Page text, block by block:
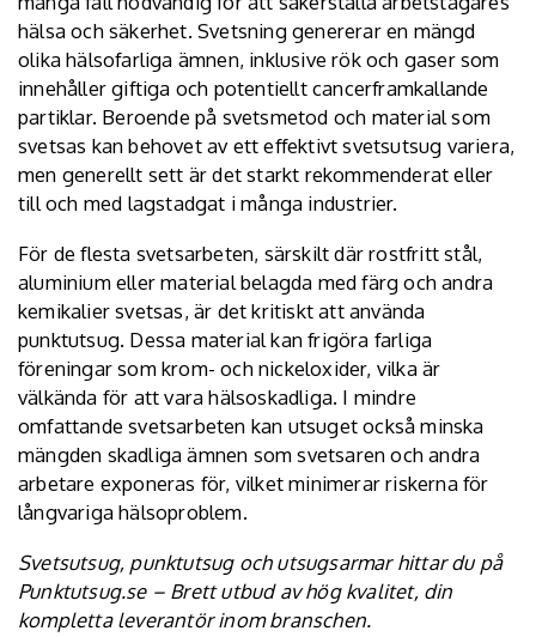
hälsa och säkerhet. Svetsning genererar en mängd
olika hälsofarliga ämnen, inklusive rök och gaser som
innehåller giftiga och potentiellt cancerframkallande
partiklar. Beroende på svetsmetod och material som
svetsas kan behovet av ett effektivt svetsutsug variera,
men generellt sett är det starkt rekommenderat eller
till och med lagstadgat i många industrier.
För de flesta svetsarbeten, särskilt där rostfritt stål,
aluminium eller material belagda med färg och andra
kemikalier svetsas, är det kritiskt att använda
punktutsug. Dessa material kan frigöra farliga
föreningar som krom- och nickeloxider, vilka är
välkända för att vara hälsoskadliga. I mindre
omfattande svetsarbeten kan utsuget också minska
mängden skadliga ämnen som svetsaren och andra
arbetare exponeras för, vilket minimerar riskerna för
långvariga hälsoproblem.
Svetsutsug, punktutsug och utsugsarmar hittar du på
Punktutsug.se– Brett utbud av hög kvalitet, din
kompletta leverantör inom branschen.